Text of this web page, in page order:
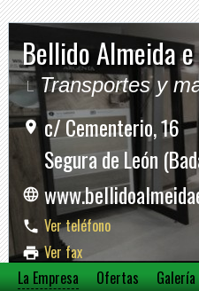
Bellido Almeida
Transportes y
c/ Cementerio, 16
Segura de León
Ver teléfono
Ver fax
Ver móvil
La Empresa Ofertas